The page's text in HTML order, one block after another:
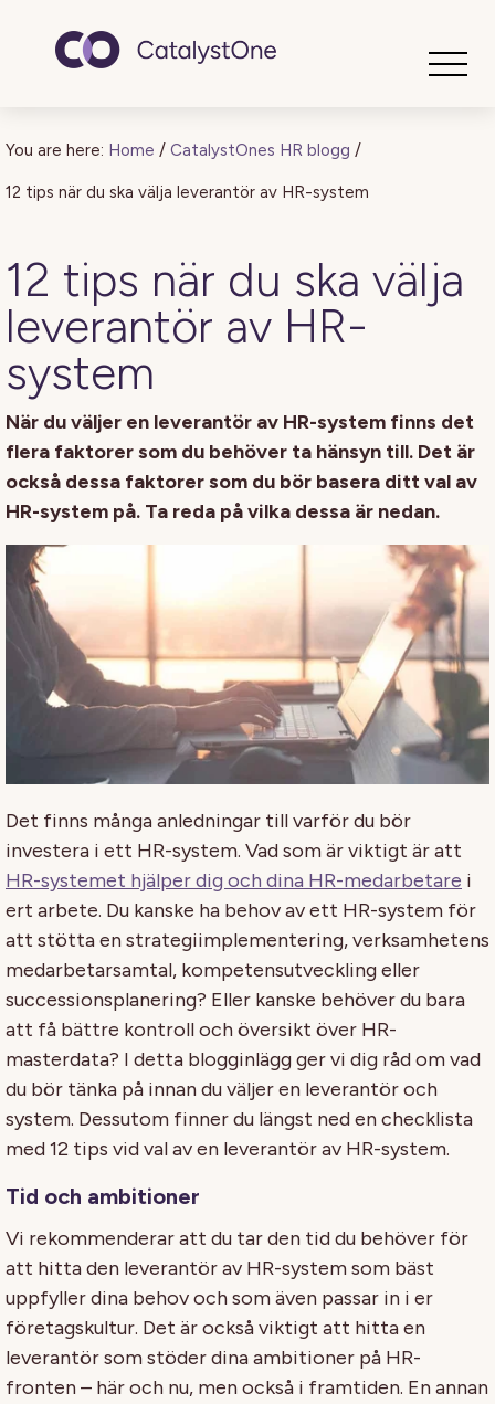
You are here: Home / CatalystOnes HR blogg /
12 tips när du ska välja leverantör av HR-system
12 tips när du ska välja
leverantör av HR-
system
När du väljer en leverantör av HR-system finns det
flera faktorer som du behöver ta hänsyn till. Det är
också dessa faktorer som du bör basera ditt val av
HR-system på. Ta reda på vilka dessa är nedan.
Det finns många anledningar till varför du bör
investera i ett HR-system. Vad som är viktigt är att
HR-systemet hjälper dig och dina HR-medarbetare i
ert arbete. Du kanske ha behov av ett HR-system för
att stötta en strategiimplementering, verksamhetens
medarbetarsamtal, kompetensutveckling eller
successionsplanering? Eller kanske behöver du bara
att få bättre kontroll och översikt över HR-
masterdata? I detta blogginlägg ger vi dig råd om vad
du bör tänka på innan du väljer en leverantör och
system. Dessutom finner du längst ned en checklista
med 12 tips vid val av en leverantör av HR-system.
Tid och ambitioner
Vi rekommenderar att du tar den tid du behöver för
att hitta den leverantör av HR-system som bäst
uppfyller dina behov och som även passar in i er
företagskultur. Det är också viktigt att hitta en
leverantör som stöder dina ambitioner på HR-
fronten – här och nu, men också i framtiden. En annan